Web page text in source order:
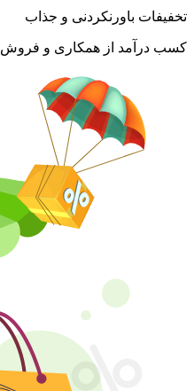
تخفیفات باورنکردنی و جذاب
کسب درآمد از همکاری و فروش